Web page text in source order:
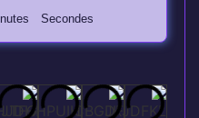
Secondes